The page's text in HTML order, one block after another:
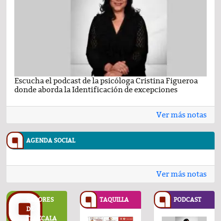
Escucha el podcast de la psicóloga Cristina Figueroa
donde aborda la Identificación de excepciones
Ver más notas
AGENDA SOCIAL
Ver más notas
SABORES
DE
TLAXCALA
TAQUILLA PODCAST